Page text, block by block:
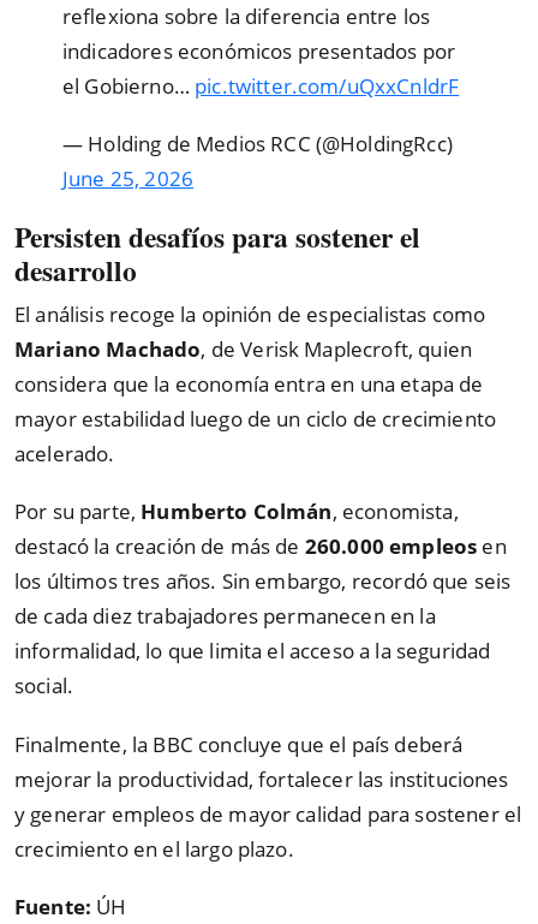
reflexiona sobre la diferencia entre los
indicadores económicos presentados por
el Gobierno… pic.twitter.com/uQxxCnldrF
— Holding de Medios RCC (@HoldingRcc)
June 25, 2026
Persisten desafíos para sostener el
desarrollo
El análisis recoge la opinión de especialistas como
Mariano Machado, de Verisk Maplecroft, quien
considera que la economía entra en una etapa de
mayor estabilidad luego de un ciclo de crecimiento
acelerado.
Por su parte, Humberto Colmán, economista,
destacó la creación de más de 260.000 empleos en
los últimos tres años. Sin embargo, recordó que seis
de cada diez trabajadores permanecen en la
informalidad, lo que limita el acceso a la seguridad
social.
Finalmente, la BBC concluye que el país deberá
mejorar la productividad, fortalecer las instituciones
y generar empleos de mayor calidad para sostener el
crecimiento en el largo plazo.
Fuente: ÚH